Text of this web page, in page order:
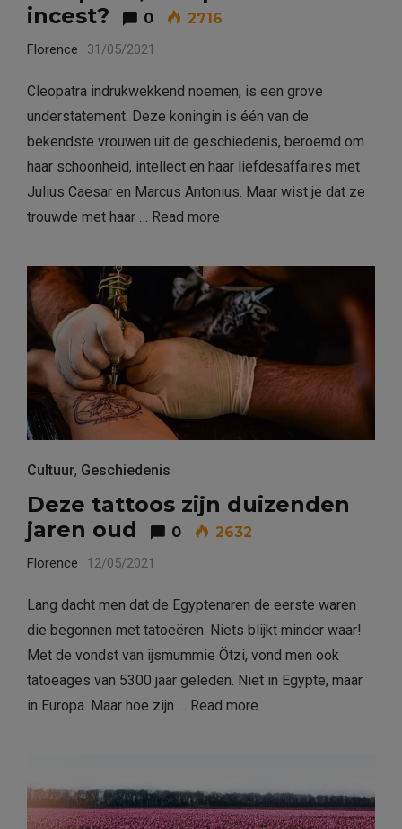
incest?
0 2716
Florence 31/05/2021
Cleopatra indrukwekkend noemen, is een grove
understatement. Deze koningin is één van de
bekendste vrouwen uit de geschiedenis, beroemd om
haar schoonheid, intellect en haar liefdesaffaires met
Julius Caesar en Marcus Antonius. Maar wist je dat ze
trouwde met haar … Read more
Cultuur, Geschiedenis
Deze tattoos zijn duizenden
jaren oud
0 2632
Florence 12/05/2021
Lang dacht men dat de Egyptenaren de eerste waren
die begonnen met tatoeëren. Niets blijkt minder waar!
Met de vondst van ijsmummie Ötzi, vond men ook
tatoeages van 5300 jaar geleden. Niet in Egypte, maar
in Europa. Maar hoe zijn … Read more